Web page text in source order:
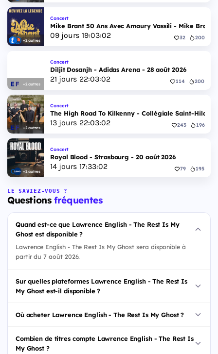
+2 autres
Concert
Mike Brant 50 Ans Avec Amaury Vassili - Mike Brant
09jours 19:03:01 32 200
+2 autres
Concert
Diljit Dosanjh - Adidas Arena - 28 août 2026
21 jours 22:03:02 114 200
+2 autres
Concert
The High Road To Kilkenny - Collégiale Saint-
13jours 22:03:02 243 196
+2 autres
Concert
Royal Blood - Strasbourg - 20 août 2026
14jours 17:33:02 79 195
LE SAVIEZ-VOUS ?
Questionsfréquentes
Quand est-ce que Lawrence English - The Rest Is My
Ghost est disponible ?
Lawrence English - The Rest Is My Ghost sera disponible à
partir du 7 août 2026.
Sur quelles plateformes Lawrence English - The Rest Is
My Ghost est-il disponible ?
Où acheter Lawrence English - The Rest Is My Ghost ?
Combien de titres compte Lawrence English - The Rest Is
My Ghost ?